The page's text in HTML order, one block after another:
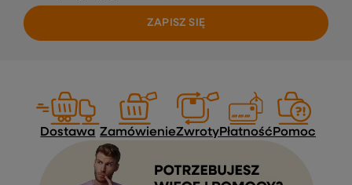
ZAPISZ SIĘ
Dostawa ZamówienieZwrotyPłatność Pomoc